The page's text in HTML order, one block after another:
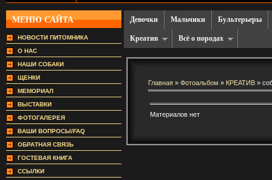
МЕНЮ САЙТА
НОВОСТИ ПИТОМНИКА
О НАС
НАШИ СОБАКИ
ЩЕНКИ
МЕМОРИАЛ
ВЫСТАВКИ
ФОТОГАЛЕРЕЯ
ВАШИ ВОПРОСЫ/FAQ
ОБРАТНАЯ СВЯЗЬ
ГОСТЕВАЯ КНИГА
ССЫЛКИ
Девочки Мальчики Бультерьеры
Креатив Всё о породах
Главная » Фотоальбом » КРЕАТИВ »
Материалов нет